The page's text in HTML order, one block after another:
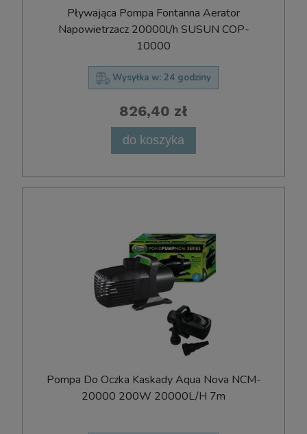
Pływająca Pompa Fontanna Aerator
Napowietrzacz 20000l/h SUSUN COP-
10000
Wysyłka w: 24 godziny
826,40 zł
do koszyka
Pompa Do Oczka Kaskady Aqua Nova NCM-
20000 200W 20000L/H 7m